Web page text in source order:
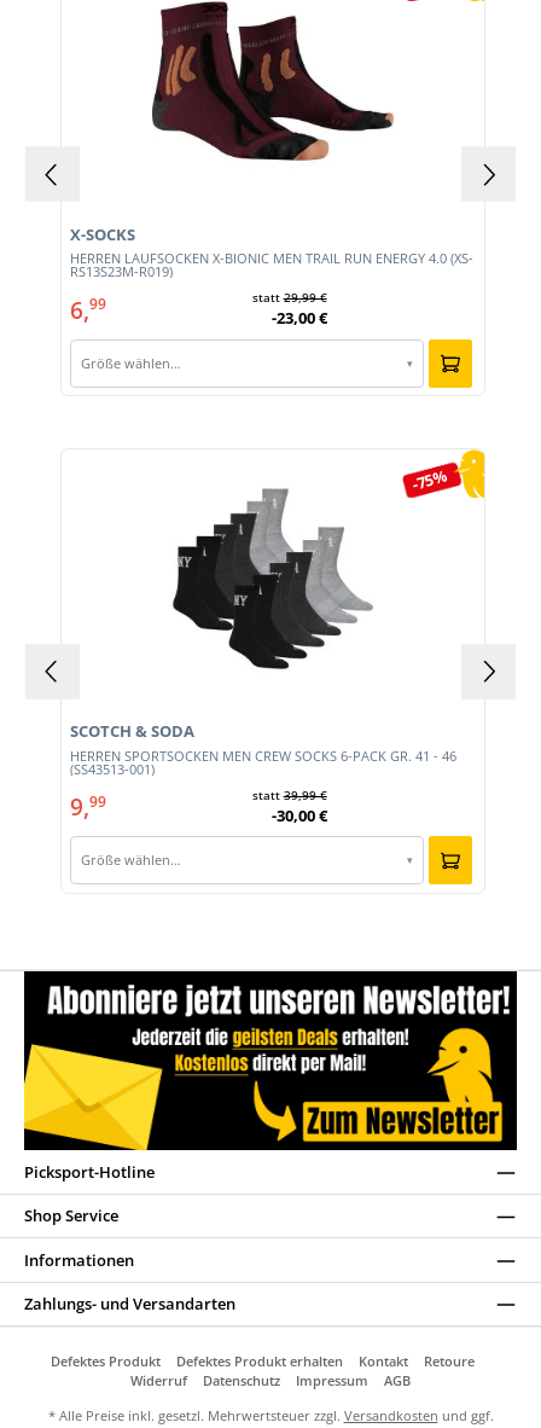
HERREN LAUFSOCKEN X-BIONIC MEN TRAIL RUN ENERGY 4.0 (XS-
RS13S23M-R019)
X-SOCKS
6,99 statt29,99 €
-23,00 €
Größe wählen… ▾
-75%
HERREN SPORTSOCKEN MEN CREW SOCKS 6-PACK GR. 41 - 46
(SS43513-001)
SCOTCH & SODA
9,99 statt39,99 €
-30,00 €
Größe wählen… ▾
Picksport-Hotline
Shop Service
Informationen
Zahlungs- und Versandarten
Defektes Produkt Defektes Produkt erhalten Kontakt
Retoure
Widerruf
Datenschutz Impressum
AGB
* Alle Preise inkl. gesetzl. Mehrwertsteuer zzgl. Versandkosten und ggf.